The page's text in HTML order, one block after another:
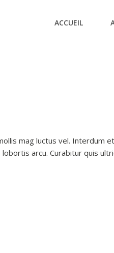
ACCUEIL
mag luctus vel. Interdum
arcu. Curabitur quis